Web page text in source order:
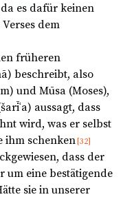
es dafür keinen
dem
früheren
beschreibt, also
und Mūsa (Moses),
aussagt, dass
wird, was er selbst
ihm schenken [32]
dass der
um eine bestätigende
sie in unserer